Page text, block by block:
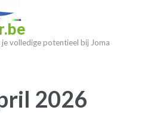
volledige potentieel bij Joma
2026